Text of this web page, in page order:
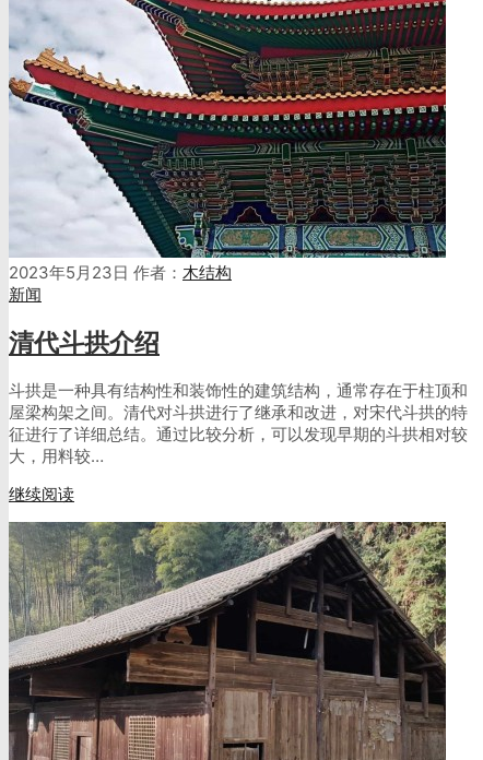
2023年5月23日 作者： 木结构
新闻
清代斗拱介绍
斗拱是一种具有结构性和装饰性的建筑结构，通常存在于柱顶和
屋梁构架之间。清代对斗拱进行了继承和改进，对宋代斗拱的特
征进行了详细总结。通过比较分析，可以发现早期的斗拱相对较
大，用料较…
继续阅读